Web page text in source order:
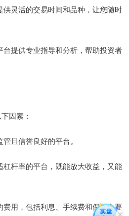
灵活的交易时间和品种，让您随时
提供专业指导和分析，帮助投资者
因素：
且信誉良好的平台。
杆率的平台，既能放大收益，又能
用，包括利息、手续费和保证金要